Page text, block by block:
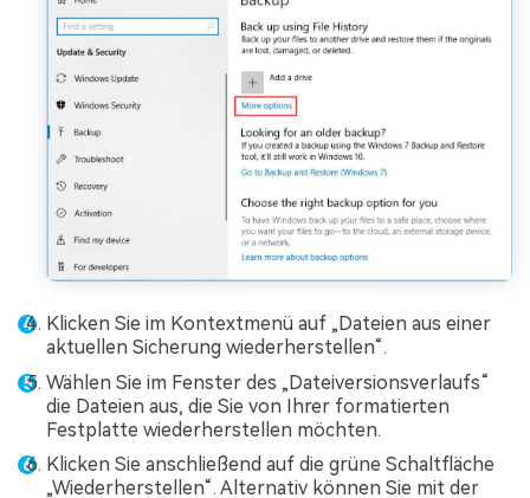
Klicken Sie im Kontextmenü auf „Dateien aus einer
aktuellen Sicherung wiederherstellen“.
Wählen Sie im Fenster des „Dateiversionsverlaufs“
die Dateien aus, die Sie von Ihrer formatierten
Festplatte wiederherstellen möchten.
Klicken Sie anschließend auf die grüne Schaltfläche
„Wiederherstellen“. Alternativ können Sie mit der